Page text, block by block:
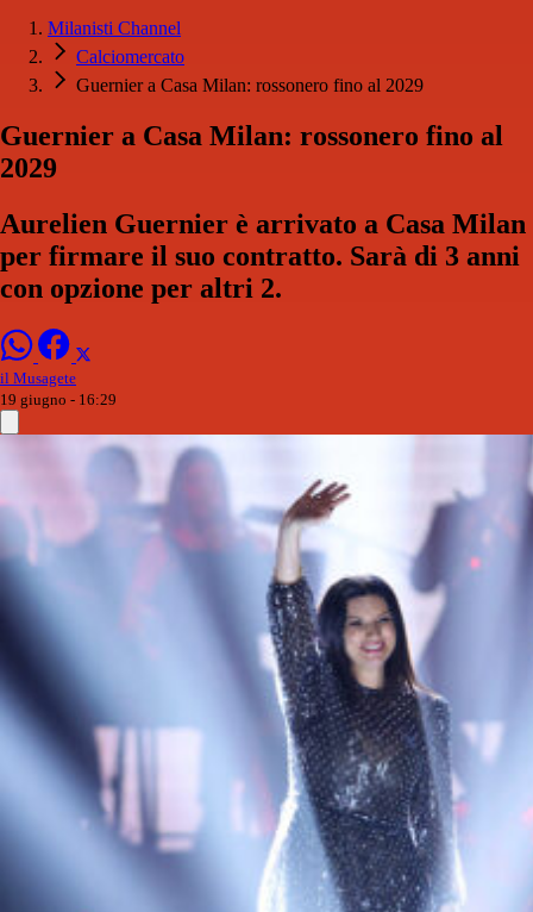
Milanisti Channel
Calciomercato
Guernier a Casa Milan: rossonero fino al 2029
Guernier a Casa Milan: rossonero fino al
2029
Aurelien Guernier è arrivato a Casa Milan
per firmare il suo contratto. Sarà di 3 anni
con opzione per altri 2.
il Musagete
19 giugno - 16:29